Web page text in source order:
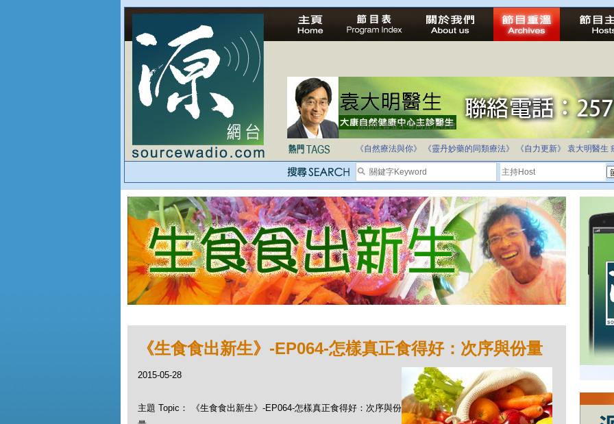
法治社會並不等同公正社會
自家教育合法化-推動多元化教育，全民學卷制
《自然療法與你》
《靈丹妙藥的同類療法》 《自力更新》 袁大明醫生
《生食食出新生》-EP064-怎樣真正食得好：次序與份量
2015-05-28
主題 Topic： 《生食食出新生》-EP064-怎樣真正食得好：次序與份